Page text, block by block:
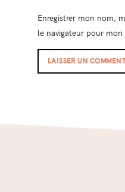
Enregistrer mon nom,
le navigateur pour